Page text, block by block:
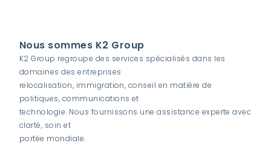
Nous sommes K2 Group
K2 Group regroupe des services spécialisés dans les
domaines des entreprises
relocalisation, immigration, conseil en matière de
politiques, communications et
technologie. Nous fournissons une assistance experte avec
clarté, soin et
portée mondiale.